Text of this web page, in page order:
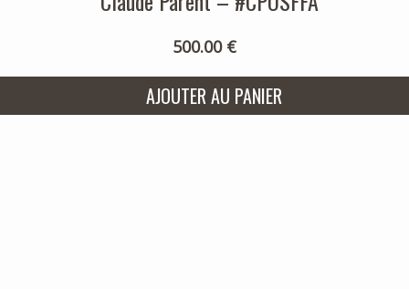
500.00 €
AJOUTER AU PANIER